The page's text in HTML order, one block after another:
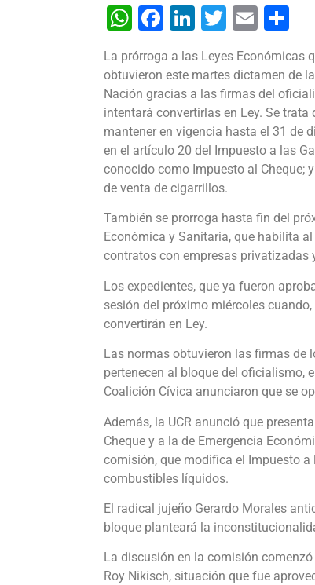
WhatsApp
Facebook
LinkedIn
Twitter
Email
La prórroga a las Leyes Económicas
obtuvieron este martes dictamen de
Nación gracias a las firmas del
intentará convertirlas en Ley. Se trata
mantener en vigencia hasta el 31 de
en el artículo 20 del Impuesto a las
conocido como Impuesto al Cheque;
de venta de cigarrillos.
También se prorroga hasta fin del
Económica y Sanitaria, que habilita
contratos con empresas privatizadas
Los expedientes, que ya fueron
sesión del próximo miércoles
convertirán en Ley.
Las normas obtuvieron las firmas de
pertenecen al bloque del oficialismo,
Coalición Cívica anunciaron que se
Además, la UCR anunció que
Cheque y a la de Emergencia
comisión, que modifica el Impuesto
combustibles líquidos.
El radical jujeño Gerardo Morales
bloque planteará la
La discusión en la comisión
Roy Nikisch, situación que fue